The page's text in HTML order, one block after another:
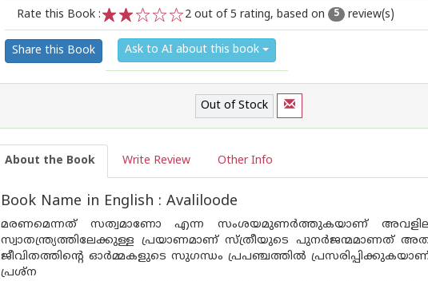
Rate this Book :
5
4
3
2
1
2 out of 5 rating, based on 5 review(s)
Share this Book Ask to AI about this book
Out of Stock
About the Book Write Review Other Info
Book Name in English : Avaliloode
മരണമെന്നത് സത്വമാണോ എന്ന സംശയമുണർത്തുകയാണ്
സ്വാതന്ത്ര്യത്തിലേക്കുള്ള പ്രയാണമാണ് സ്ത്രീയുടെ പുനർ‌ജന്മമാണത്
ജീവിതത്തിൻ്റെ ഓർമ്മകളുടെ സുഗന്ധം പ്രപഞ്ചത്തിൽ പ്രസരിപ്പിക്കുകയാണ്
പ്രശ്ന